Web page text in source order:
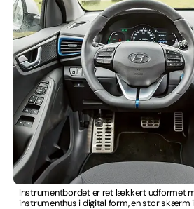
Instrumentbordet er ret lækkert udformet
instrumenthus i digital form, en stor skærm